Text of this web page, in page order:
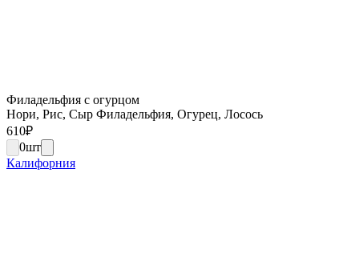
Филадельфия с огурцом
Нори, Рис, Сыр Филадельфия, Огурец, Лосось
610₽
0шт
Калифорния